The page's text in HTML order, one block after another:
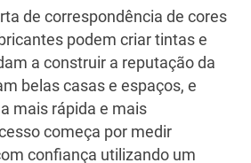
de correspondência de cores
podem criar tintas e
a construir a reputação da
belas casas e espaços, e
mais rápida e mais
começa por medir
confiança utilizando um